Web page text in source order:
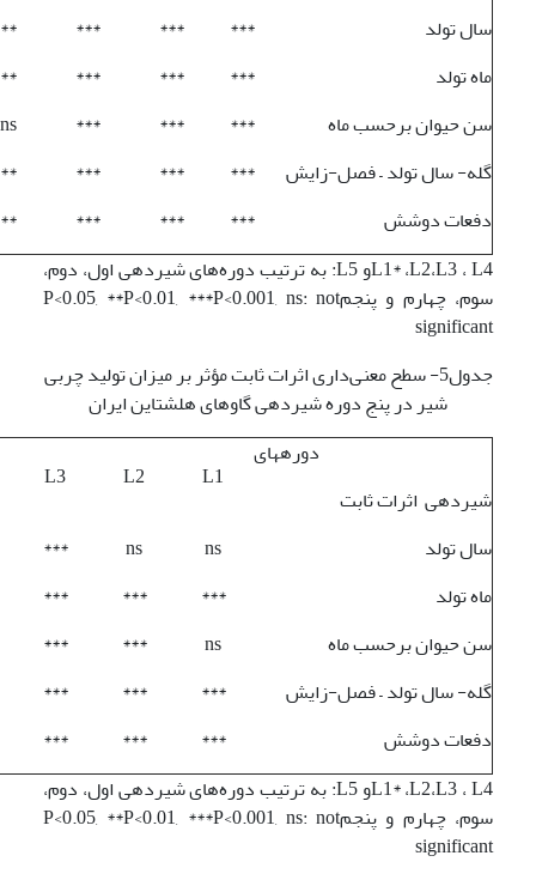
سال تولد ***
***
***
ماه تولد
***
***
***
سن حیوان برحسب ماه
***
***
***
ns
گله- سال تولد – فصل-زایش
***
***
***
دفعات دوشش
***
***
***
L1* ،L2،L3 ، L4و L5: به ترتیب دوره‌های شیردهی اول، دوم،
سوم، چهارم و پنجمP<0.05, **P<0.01, ***P<0.001, ns: not
significant
جدول5- سطح معنی‌داری اثرات ثابت مؤثر بر میزان تولید چربی
شیر در پنج دوره شیردهی گاوهای هلشتاین ایران
دوره­های
شیردهی اثرات ثابت
L1
L2
L3
سال تولد
ns
ns
***
ماه تولد
***
***
***
سن حیوان برحسب ماه
ns
***
***
گله- سال تولد – فصل-زایش
***
***
***
دفعات دوشش
***
***
***
L1* ،L2،L3 ، L4و L5: به ترتیب دوره‌های شیردهی اول، دوم،
سوم، چهارم و پنجمP<0.05, **P<0.01, ***P<0.001, ns: not
significant